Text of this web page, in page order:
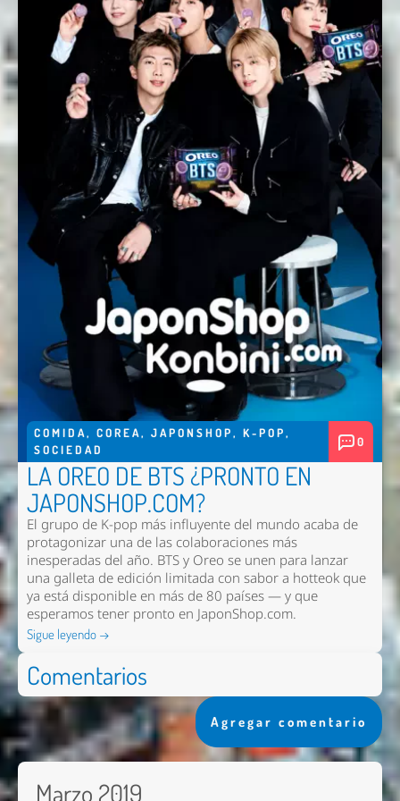
COMIDA, COREA, JAPONSHOP, K-POP,
SOCIEDAD
0
LA OREO DE BTS ¿PRONTO EN
JAPONSHOP.COM?
El grupo de K-pop más influyente del mundo acaba de
protagonizar una de las colaboraciones más
inesperadas del año. BTS y Oreo se unen para lanzar
una galleta de edición limitada con sabor a hotteok que
ya está disponible en más de 80 países — y que
esperamos tener pronto en JaponShop.com.
Sigue leyendo →
Comentarios
Agregar comentario
Marzo 2019
Enviar